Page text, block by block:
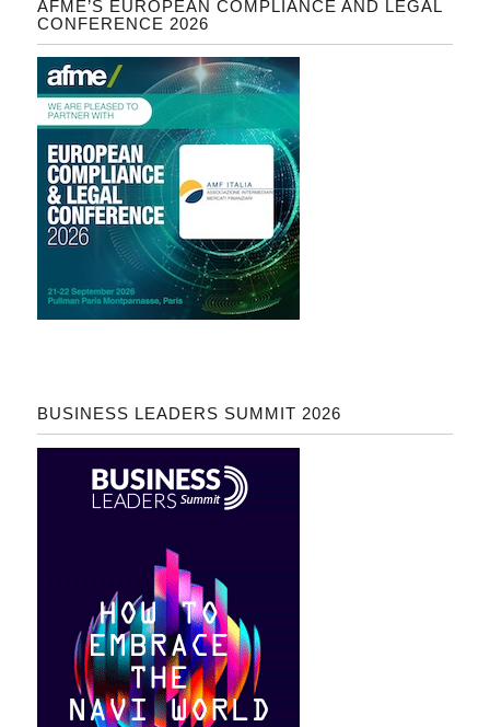
AFME’S EUROPEAN COMPLIANCE AND LEGAL
CONFERENCE 2026
BUSINESS LEADERS SUMMIT 2026